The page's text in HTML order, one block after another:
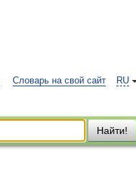
RU
Словарь на свой сайт
Найти!